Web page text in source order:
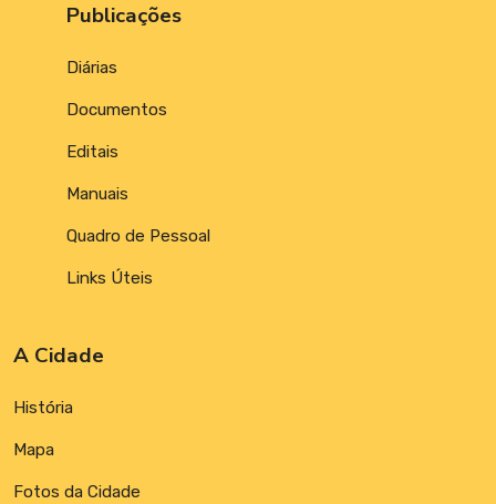
Publicações
Diárias
Documentos
Editais
Manuais
Quadro de Pessoal
Links Úteis
A Cidade
História
Mapa
Fotos da Cidade